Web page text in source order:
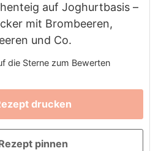
auf Joghurtbasis –
mit Brombeeren,
und Co.
die Sterne zum Bewerten
drucken
pinnen